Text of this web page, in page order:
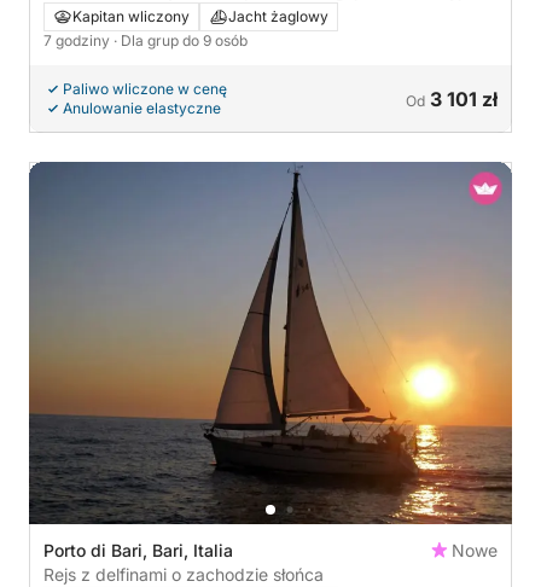
Diaporos prywatną żaglówką
Kapitan wliczony
Jacht żaglowy
7 godziny · Dla grup do 9 osób
Paliwo wliczone w cenę
Anulowanie elastyczne
Od 3 101 zł
Porto di Bari, Bari, Italia
Nowe
Rejs z delfinami o zachodzie słońca